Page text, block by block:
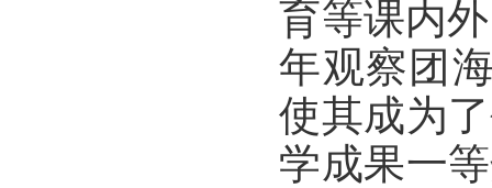
育等课内
年观察团
使其成为
学成果一